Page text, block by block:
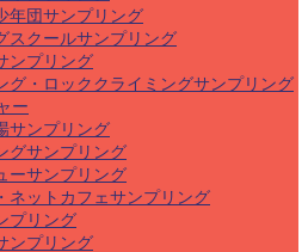
年団サンプリング
スクールサンプリング
ンプリング
グ・ロッククライミングサンプリング
ー
サンプリング
グサンプリング
ーサンプリング
ネットカフェサンプリング
プリング
ンプリング